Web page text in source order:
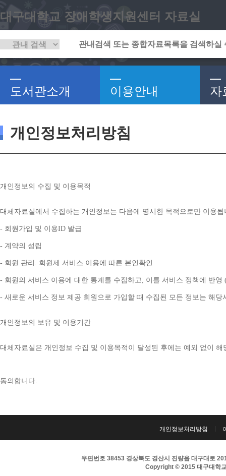
대구대학교 장애학생지원센터 자료실
도서관소개 이용안내 자
개인정보처리방침
개인정보의 수집 및 이용목적
대체자료실에서 수집하는 개인정보는 다음에 명시한 목적으로만 이용됩
- 회원가입 및 이용ID 발급
- 계약의 성립
- 회원 관리 . 회원제 서비스 이용에 따른 본인확인
- 회원의 서비스 이용에 대한 통계를 수집하고, 이를 서비스 정책에 반영
- 새로운 서비스 정보 제공 회원으로 가입할 때 수집된 모든 정보는 해
개인정보의 보유 및 이용기간
대체자료실은 개인정보 수집 및 이용목적이 달성된 후에는 예외 없이
동의합니다.
개인정보처리방침
우편번호 38453 경상북도 경산시 진량읍 대구대로
Copyright © 2015 대구대학